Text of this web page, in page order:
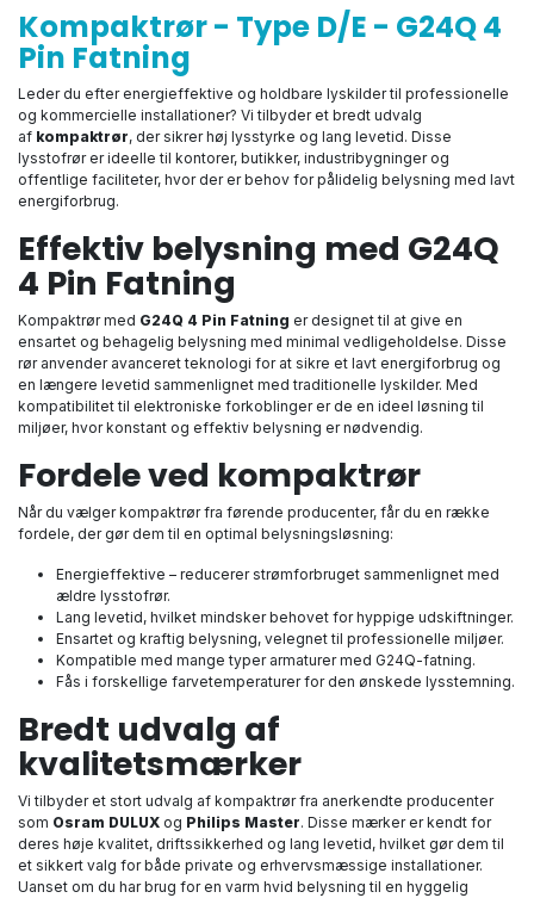
Kompaktrør - Type D/E - G24Q 4
Pin Fatning
Leder du efter energieffektive og holdbare lyskilder til professionelle
og kommercielle installationer? Vi tilbyder et bredt udvalg
af kompaktrør, der sikrer høj lysstyrke og lang levetid. Disse
lysstofrør er ideelle til kontorer, butikker, industribygninger og
offentlige faciliteter, hvor der er behov for pålidelig belysning med lavt
energiforbrug.
Effektiv belysning med G24Q
4 Pin Fatning
Kompaktrør med G24Q 4 Pin Fatning er designet til at give en
ensartet og behagelig belysning med minimal vedligeholdelse. Disse
rør anvender avanceret teknologi for at sikre et lavt energiforbrug og
en længere levetid sammenlignet med traditionelle lyskilder. Med
kompatibilitet til elektroniske forkoblinger er de en ideel løsning til
miljøer, hvor konstant og effektiv belysning er nødvendig.
Fordele ved kompaktrør
Når du vælger kompaktrør fra førende producenter, får du en række
fordele, der gør dem til en optimal belysningsløsning:
Energieffektive – reducerer strømforbruget sammenlignet med
ældre lysstofrør.
Lang levetid, hvilket mindsker behovet for hyppige udskiftninger.
Ensartet og kraftig belysning, velegnet til professionelle miljøer.
Kompatible med mange typer armaturer med G24Q-fatning.
Fås i forskellige farvetemperaturer for den ønskede lysstemning.
Bredt udvalg af
kvalitetsmærker
Vi tilbyder et stort udvalg af kompaktrør fra anerkendte producenter
som Osram DULUX og Philips Master. Disse mærker er kendt for
deres høje kvalitet, driftssikkerhed og lang levetid, hvilket gør dem til
et sikkert valg for både private og erhvervsmæssige installationer.
Uanset om du har brug for en varm hvid belysning til en hyggelig